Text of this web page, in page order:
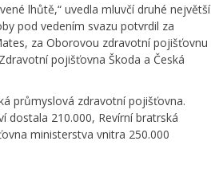
lhůtě,“ uvedla mluvčí druhé největší
pod vedením svazu potvrdil za
za Oborovou zdravotní pojišťovnu
pojišťovna Škoda a Česká
průmyslová zdravotní pojišťovna.
210.000, Revírní bratrská
ministerstva vnitra 250.000